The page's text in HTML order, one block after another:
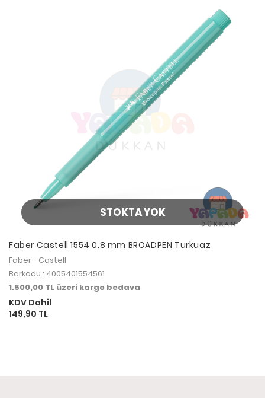
STOKTA YOK
Faber Castell 1554 0.8 mm BROADPEN Turkuaz
Faber - Castell
Barkodu : 4005401554561
1.500,00 TL üzeri kargo bedava
KDV Dahil
149,90 TL